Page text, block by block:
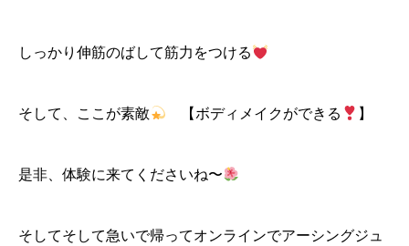
しっかり伸筋のばして筋力をつける
そして、ここが素敵 【ボディメイクができる 】
是非、体験に来てくださいね〜
そしてそして急いで帰ってオンラインでアーシングジュ